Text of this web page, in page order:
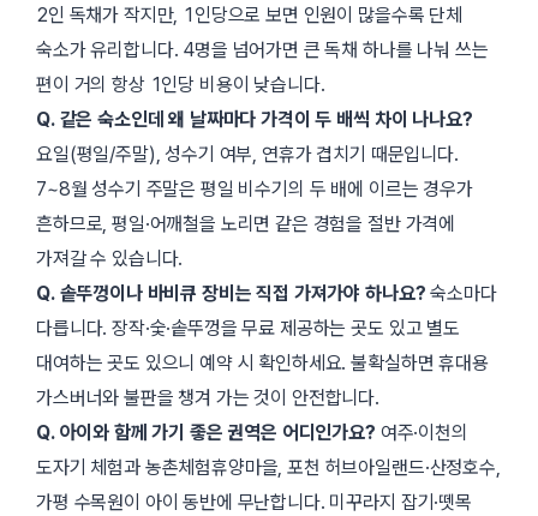
2인 독채가 작지만, 1인당으로 보면 인원이 많을수록 단체
숙소가 유리합니다. 4명을 넘어가면 큰 독채 하나를 나눠 쓰는
편이 거의 항상 1인당 비용이 낮습니다.
Q. 같은 숙소인데 왜 날짜마다 가격이 두 배씩 차이 나나요?
요일(평일/주말), 성수기 여부, 연휴가 겹치기 때문입니다.
7~8월 성수기 주말은 평일 비수기의 두 배에 이르는 경우가
흔하므로, 평일·어깨철을 노리면 같은 경험을 절반 가격에
가져갈 수 있습니다.
Q. 솥뚜껑이나 바비큐 장비는 직접 가져가야 하나요? 숙소마다
다릅니다. 장작·숯·솥뚜껑을 무료 제공하는 곳도 있고 별도
대여하는 곳도 있으니 예약 시 확인하세요. 불확실하면 휴대용
가스버너와 불판을 챙겨 가는 것이 안전합니다.
Q. 아이와 함께 가기 좋은 권역은 어디인가요? 여주·이천의
도자기 체험과 농촌체험휴양마을, 포천 허브아일랜드·산정호수,
가평 수목원이 아이 동반에 무난합니다. 미꾸라지 잡기·뗏목